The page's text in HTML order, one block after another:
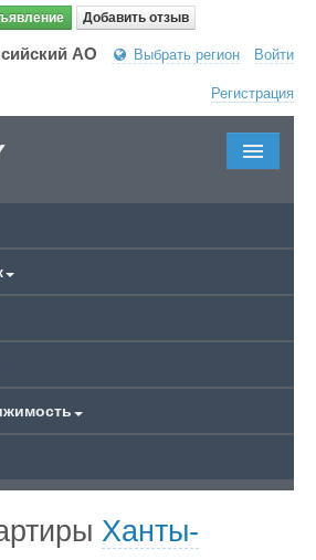
Добавить отзыв
АО Выбрать регион Войти
Регистрация
Ханты-